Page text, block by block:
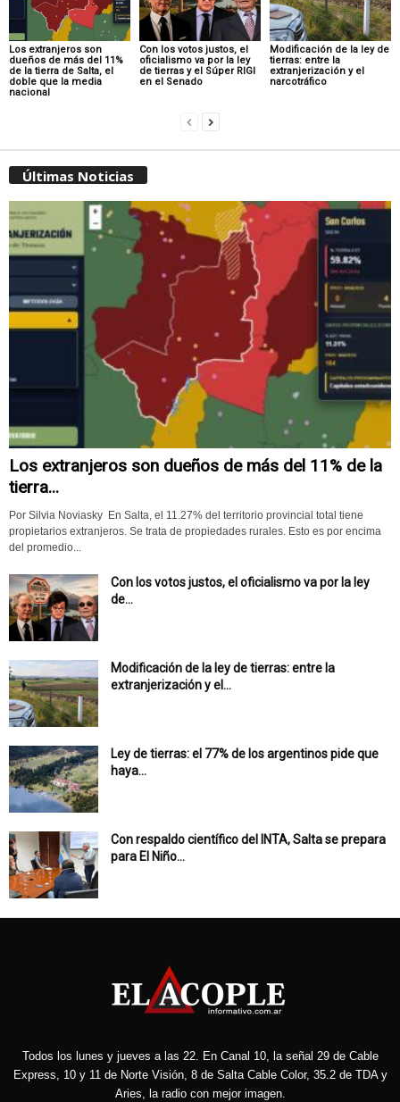
Los extranjeros son
dueños de más del 11%
de la tierra de Salta, el
doble que la media
nacional
Con los votos justos, el
oficialismo va por la ley
de tierras y el Súper RIGI
en el Senado
Modificación de la ley de
tierras: entre la
extranjerización y el
narcotráfico
Últimas Noticias
Los extranjeros son dueños de más del 11% de la
tierra...
Por Silvia Noviasky En Salta, el 11.27% del territorio provincial total tiene
propietarios extranjeros. Se trata de propiedades rurales. Esto es por encima
del promedio...
Con los votos justos, el oficialismo va por la ley
de...
Modificación de la ley de tierras: entre la
extranjerización y el...
Ley de tierras: el 77% de los argentinos pide que
haya...
Con respaldo científico del INTA, Salta se prepara
para El Niño...
Todos los lunes y jueves a las 22. En Canal 10, la señal 29 de Cable
Express, 10 y 11 de Norte Visión, 8 de Salta Cable Color, 35.2 de TDA y
Aries, la radio con mejor imagen.